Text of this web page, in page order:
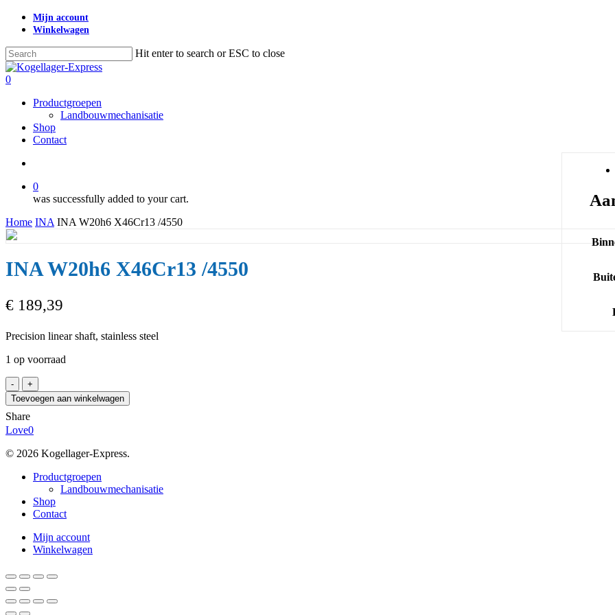
Skip
content
Mijn account
Winkelwagen
Hit enter to search or ESC to close
Close
Search
search
0
Productgroepen
Landbouwmechanisatie
Shop
Contact
0
was successfully added to your cart.
Home INA INA W20h6 X46Cr13 /4550
INA W20h6 X46Cr13 /4550
€ 189,39
Precision linear shaft, stainless steel
1 op voorraad
INA
W20h6
X46Cr13
/4550
aantal
Toevoegen aan winkelwagen
Share
Love0
© 2026 Kogellager-Express.
Close
Productgroepen
Landbouwmechanisatie
Shop
Contact
Mijn account
Winkelwagen